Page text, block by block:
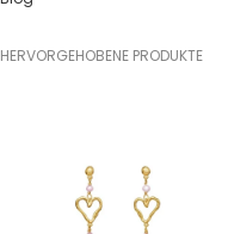
HERVORGEHOBENE PRODUKTE